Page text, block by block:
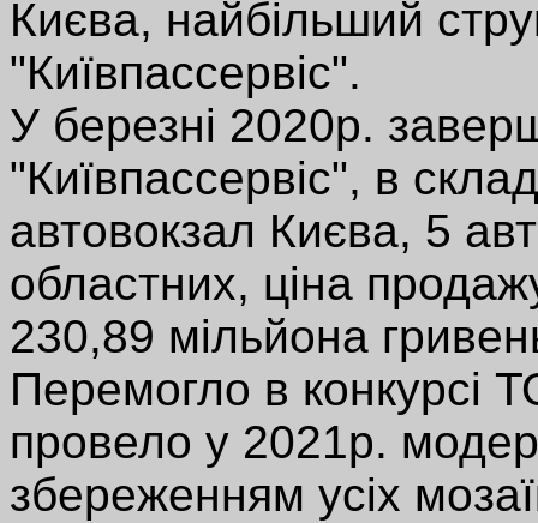
Києва, найбільший
"Київпассервіс".
У березні 2020р.
"Київпассервіс", в
автовокзал Києва, 5
областних, ціна
230,89 мільйона
Перемогло в конкурсі
провело у 2021р.
збереженням усіх